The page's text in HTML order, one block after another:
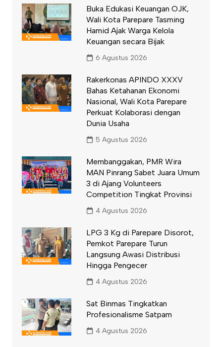
Buka Edukasi Keuangan OJK,
Wali Kota Parepare Tasming
Hamid Ajak Warga Kelola
Keuangan secara Bijak
6 Agustus 2026
Rakerkonas APINDO XXXV
Bahas Ketahanan Ekonomi
Nasional, Wali Kota Parepare
Perkuat Kolaborasi dengan
Dunia Usaha
5 Agustus 2026
Membanggakan, PMR Wira
MAN Pinrang Sabet Juara Umum
3 di Ajang Volunteers
Competition Tingkat Provinsi
4 Agustus 2026
LPG 3 Kg di Parepare Disorot,
Pemkot Parepare Turun
Langsung Awasi Distribusi
Hingga Pengecer
4 Agustus 2026
Sat Binmas Tingkatkan
Profesionalisme Satpam
4 Agustus 2026